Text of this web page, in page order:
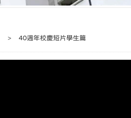
> 40週年校慶短片學生篇